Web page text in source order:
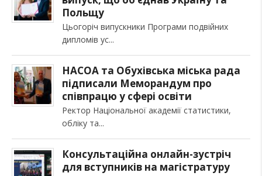
Польщу
Цьогоріч випускники Програми подвійних
дипломів ус
НАСОА та Обухівська міська рада
підписали Меморандум про
співпрацю у сфері освіти
Ректор Національної академії статистики,
обліку та
Консультаційна онлайн-зустріч
для вступників на магістратуру